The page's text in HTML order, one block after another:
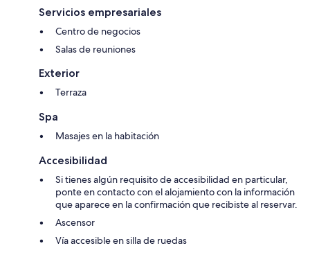
Servicios empresariales
Centro de negocios
Salas de reuniones
Exterior
Terraza
Spa
Masajes en la habitación
Accesibilidad
Si tienes algún requisito de accesibilidad en particular,
ponte en contacto con el alojamiento con la información
que aparece en la confirmación que recibiste al reservar.
Ascensor
Vía accesible en silla de ruedas